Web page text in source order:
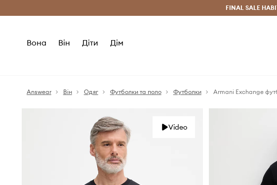
Безкоштовна доставка з ЄС (від 2800 грн) Лише
FINAL SALE
Вона Він Діти Дім
Answear Він Одяг Футболки та поло Футболки Armani Exchange
Video